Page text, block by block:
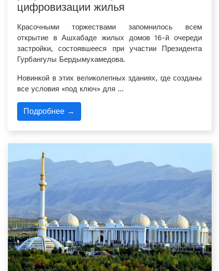
цифровизации жилья
Красочными торжествами запомнилось всем
открытие в Ашхабаде жилых домов 16-й очереди
застройки, состоявшееся при участии Президента
Гурбангулы Бердымухамедова.
Новинкой в этих великолепных зданиях, где созданы
все условия «под ключ» для …
Подробнее →